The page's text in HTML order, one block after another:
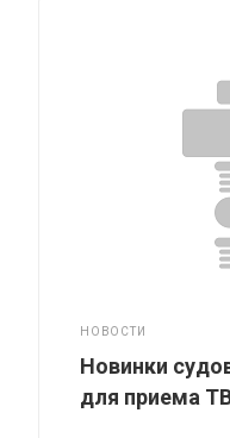
НОВОСТИ
Новинки
для приема